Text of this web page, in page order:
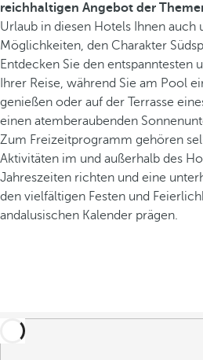
reichhaltigen Angebot der
Urlaub in diesen Hotels Ihnen auch
Möglichkeiten, den Charakter
Entdecken Sie den entspanntesten
Ihrer Reise, während Sie am Pool
genießen oder auf der Terrasse
einen atemberaubenden
Zum Freizeitprogramm gehören
Aktivitäten im und außerhalb des
Jahreszeiten richten und eine
den vielfältigen Festen und
andalusischen Kalender prägen.